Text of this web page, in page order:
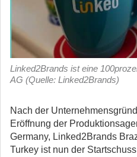
Linked2Brands ist eine
AG (Quelle: Linked2Brands)
Nach der
Eröffnung der
Germany, Linked2Brands
Turkey ist nun der